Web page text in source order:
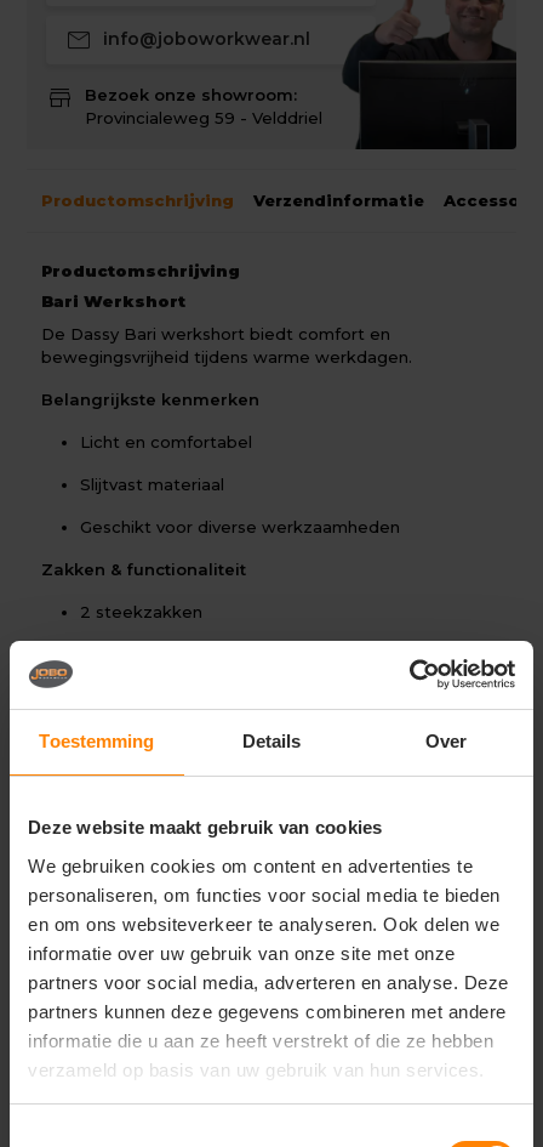
Toestemming Details Over
Deze website maakt gebruik van cookies
We gebruiken cookies om content en advertenties te
personaliseren, om functies voor social media te bieden
en om ons websiteverkeer te analyseren. Ook delen we
informatie over uw gebruik van onze site met onze
partners voor social media, adverteren en analyse. Deze
partners kunnen deze gegevens combineren met andere
informatie die u aan ze heeft verstrekt of die ze hebben
verzameld op basis van uw gebruik van hun services.
mail info@joboworkwear.nl
store
Bezoek onze showroom:
Provincialeweg 59 - Velddriel
Productomschrijving Verzendinformatie
Productomschrijving
Bari Werkshort
De Dassy Bari werkshort biedt comfort en
bewegingsvrijheid tijdens warme werkdagen.
Belangrijkste kenmerken
Licht en comfortabel
Slijtvast materiaal
Geschikt voor diverse werkzaamheden
Zakken & functionaliteit
2 steekzakken
Meterzak
GSM-zak
Pasvorm & afwerking
Regular fit
Verstelbare tailleband
Ritssluiting met knoop
Materiaal & kwaliteit
Polyester/katoen mix
Duurzaam en kleurvast